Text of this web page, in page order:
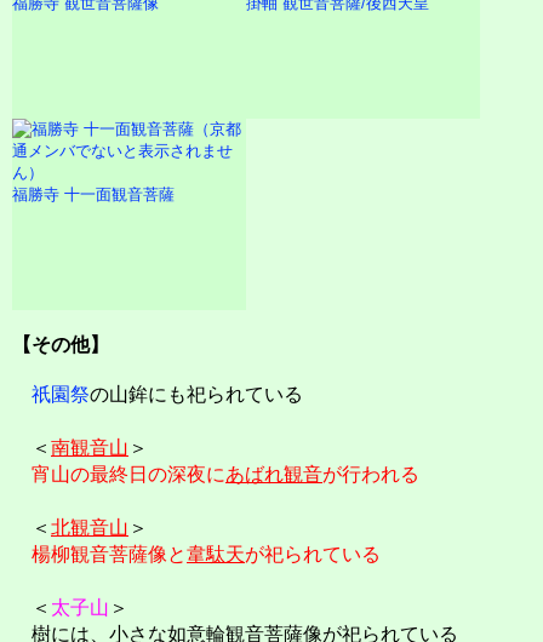
福勝寺 十一面観音菩薩
【その他】
祇園祭の山鉾にも祀られている
＜ 南観音山 ＞
宵山の最終日の深夜にあばれ観音が行われる
＜ 北観音山 ＞
楊柳観音菩薩像と韋駄天が祀られている
＜ 太子山 ＞
樹には、小さな如意輪観音菩薩像が祀られている